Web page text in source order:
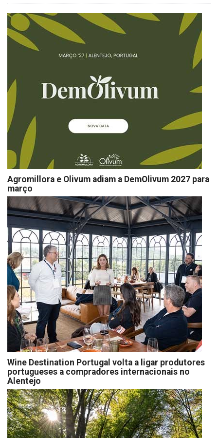
Agromillora e Olivum adiam a DemOlivum 2027 para
março
Wine Destination Portugal volta a ligar produtores
portugueses a compradores internacionais no
Alentejo